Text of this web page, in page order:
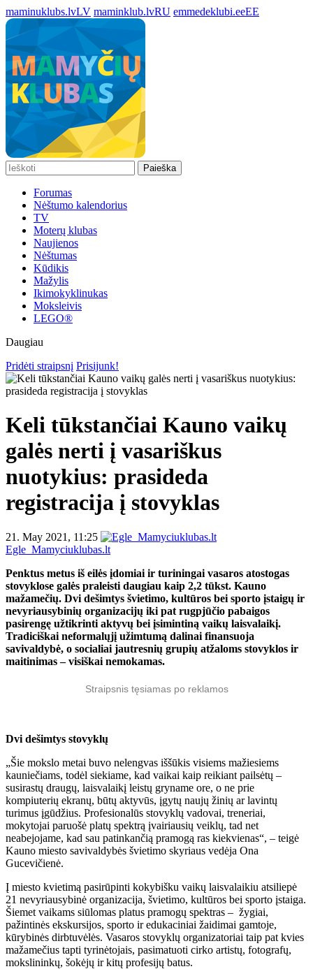
maminuklubs.lvLV maminklub.lvRU emmedeklubi.eeEE
Paieška
Forumas
Nėštumo kalendorius
TV
Moterų klubas
Naujienos
Nėštumas
Kūdikis
Mažylis
Ikimokyklinukas
Moksleivis
LEGO®
Daugiau
Pridėti straipsnį Prisijunk!
Keli tūkstančiai Kauno vaikų
galės nerti į vasariškus
nuotykius: prasideda
registracija į stovyklas
21. May 2021, 11:25
Egle_Mamyciuklubas.lt
Penktus metus iš eilės įdomiai ir turiningai vasaros atostogas
stovyklose galės praleisti daugiau kaip 2,2 tūkst. Kauno
mažamečių. Dvi dešimtys švietimo, kultūros bei sporto įstaigų ir
nevyriausybinių organizacijų iki pat rugpjūčio pabaigos
pasirengę užtikrinti aktyvų bei įsimintiną vaikų laisvalaikį.
Tradiciškai neformalųjį užimtumą dalinai finansuoja
savivaldybė, o socialiai jautresnių grupių atžaloms stovyklos ir
maitinimas – visiškai nemokamas.
Straipsnis tęsiamas po reklamos
Dvi dešimtys stovyklų
„Šie mokslo metai buvo nelengvas iššūkis visiems mažiesiems
kauniečiams, todėl siekiame, kad vaikai kaip reikiant pailsėtų –
susirastų draugų, laisvalaikį leistų gryname ore, o ne prie
kompiuterių ekranų, būtų aktyvūs, įgytų naujų žinių ar lavintų
turimus įgūdžius. Profesionalūs stovyklų vadovai, treneriai,
mokytojai paruošė platų spektrą įvairiausių veiklų, tad net
neabejojame, kad sau patinkančią pramogą ras kiekvienas“, – teigė
Kauno miesto savivaldybės švietimo skyriaus vedėja Ona
Gucevičienė.
Į miesto kvietimą pasirūpinti kokybišku vaikų laisvalaikiu atsiliepė
21 nevyriausybinė organizacija, švietimo, kultūros bei sporto įstaiga.
Šiemet vaikams siūlomas platus pramogų spektras – žygiai,
pažintinės ekskursijos, sporto ir edukaciniai žaidimai gamtoje,
kūrybinės dirbtuvėlės. Vasaros stovyklų organizatoriai taip pat kvies
mažamečius tapti tyrinėtojais, pasimatuoti cirko artistų, fotografų,
mokslininkų, šokėjų ir kitų profesijų batus.